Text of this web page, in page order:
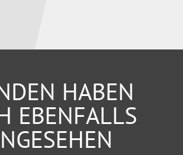
HABEN
EBENFALLS